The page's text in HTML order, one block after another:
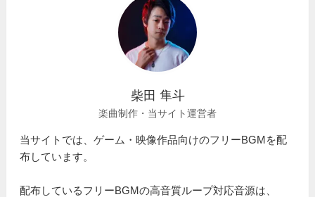
柴田 隼斗
楽曲制作・当サイト運営者
当サイトでは、ゲーム・映像作品向けのフリーBGMを配
布しています。
配布しているフリーBGMの高音質ループ対応音源は、